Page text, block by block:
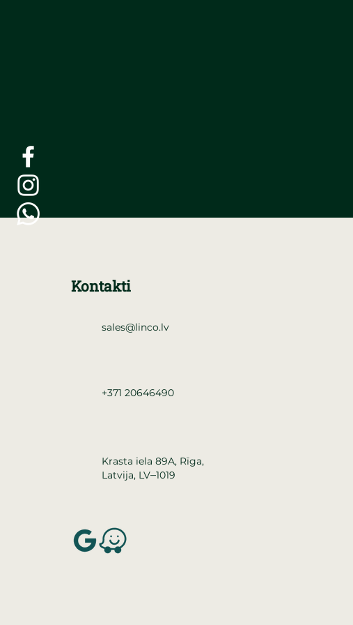
Kontakti
sales@linco.lv
+371 20646490
Krasta iela 89A, Rīga,
Latvija, LV–1019